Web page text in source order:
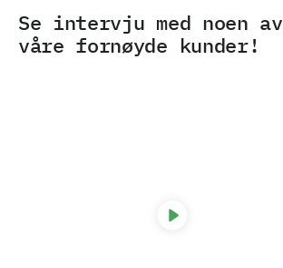
Se intervju med noen av
våre fornøyde kunder!